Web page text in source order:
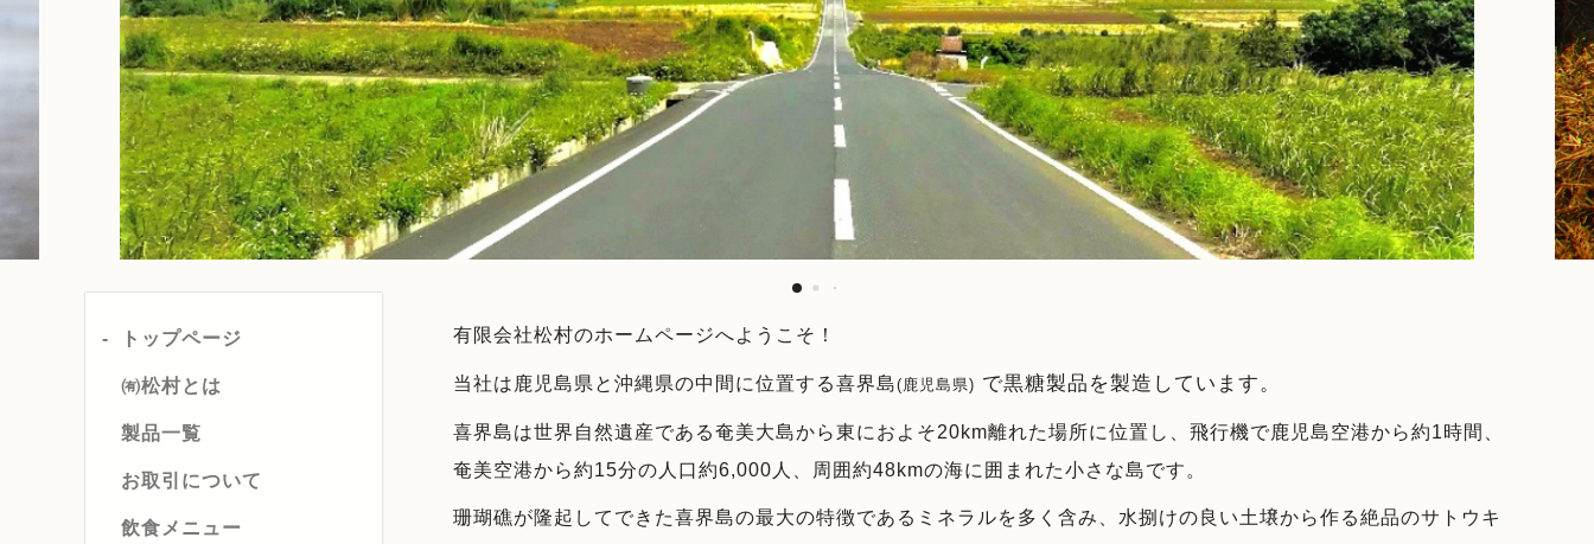
トップページ
㈲松村とは
製品一覧
お取引について
飲食メニュー
有限会社松村のホームページへようこそ！
当社は鹿児島県と沖縄県の中間に位置する喜界島(鹿児島県) で黒糖製品を製造しています。
喜界島は世界自然遺産である奄美大島から東におよそ20km離れた場所に位置し、飛行機で鹿児島空港から約1時間、
奄美空港から約15分の人口約6,000 人、周囲約48kmの海に囲まれた小さな島です。
珊瑚礁が隆起してできた喜界島の最大の特徴であるミネラルを多く含み、水捌けの良い土壌から作る絶品のサトウキ